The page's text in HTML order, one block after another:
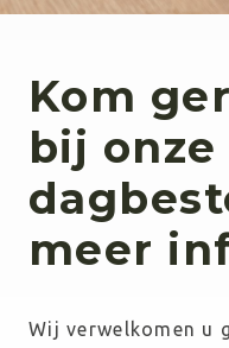
Kom
bij onze
meer
Wij verwelkomen u